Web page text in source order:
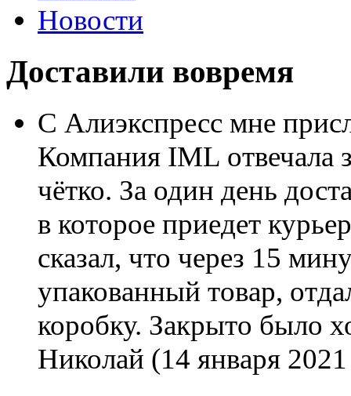
Новости
Доставили вовремя
С Алиэкспресс мне
Компания IML отвечала
чётко. За один день
в которое приедет
сказал, что через 15
упакованный товар,
коробку. Закрыто было
Николай (14 января 2021